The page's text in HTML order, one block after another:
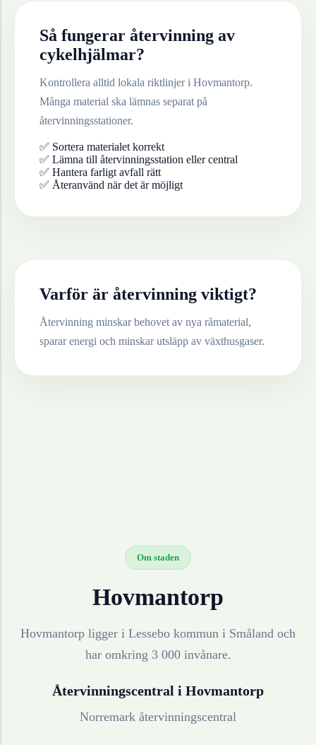
Så fungerar återvinning av
cykelhjälmar?
Kontrollera alltid lokala riktlinjer i Hovmantorp.
Många material ska lämnas separat på
återvinningsstationer.
✅ Sortera materialet korrekt
✅ Lämna till återvinningsstation eller central
✅ Hantera farligt avfall rätt
✅ Återanvänd när det är möjligt
Varför är återvinning viktigt?
Återvinning minskar behovet av nya råmaterial,
sparar energi och minskar utsläpp av växthusgaser.
Om staden
Hovmantorp
Hovmantorp ligger i Lessebo kommun i Småland och
har omkring 3 000 invånare.
Återvinningscentral i Hovmantorp
Norremark återvinningscentral